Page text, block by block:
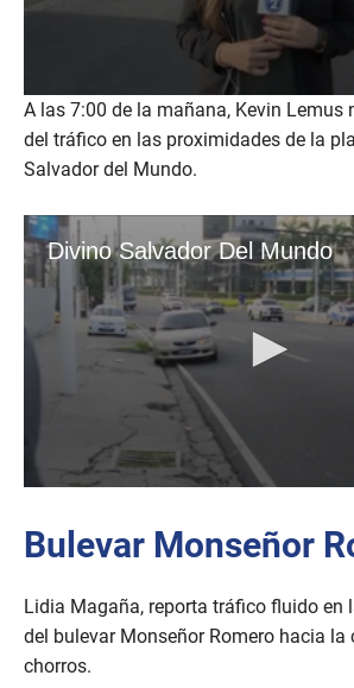
A las 7:00 de la mañana, Kevin Lemus
del tráfico en las proximidades de la
Salvador del Mundo.
Bulevar Monseñor
Lidia Magaña, reporta tráfico fluido en
del bulevar Monseñor Romero hacia la
chorros.